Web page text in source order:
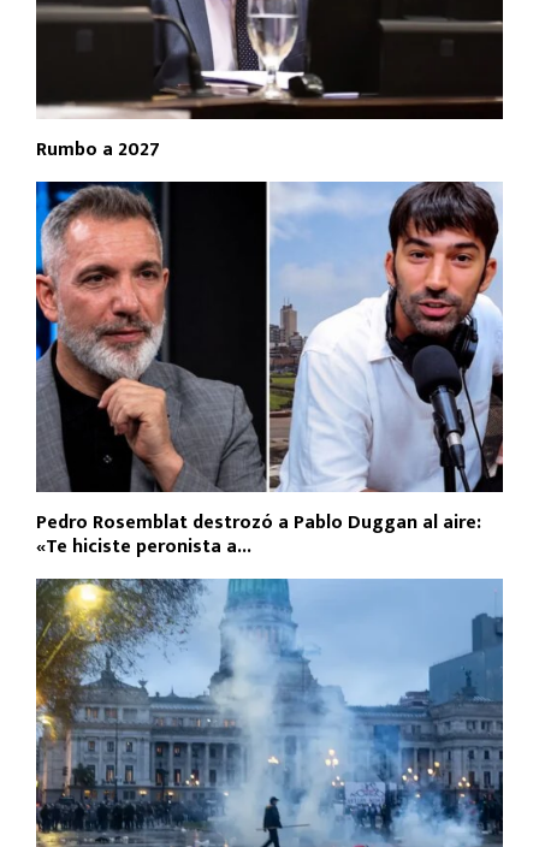
Rumbo a 2027
Pedro Rosemblat destrozó a Pablo Duggan al aire:
«Te hiciste peronista a...